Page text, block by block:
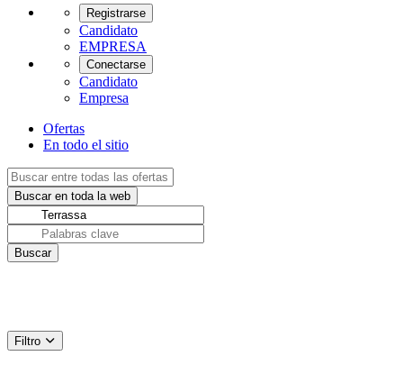
Registrarse
Candidato
EMPRESA
Conectarse
Candidato
Empresa
Ofertas
En todo el sitio
Filtro